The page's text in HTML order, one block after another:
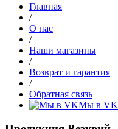
Главная
/
О нас
/
Наши магазины
/
Возврат и гарантия
/
Обратная связь
Мы в VK